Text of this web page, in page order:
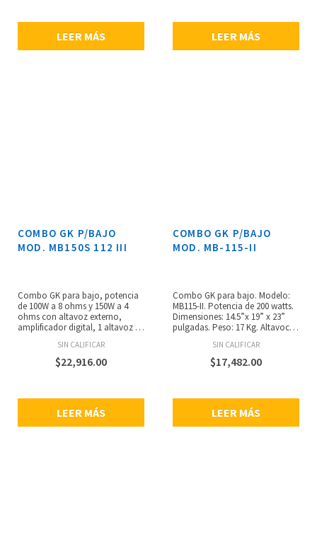
salida Speakon. Altura: 59.6 cm.
Ancho: 49.5 cm. Profundidad:
LEER MÁS LEER MÁS
COMBO GK P/BAJO
MOD. MB150S 112 III
Combo GK para bajo, potencia
de 100W a 8 ohms y 150W a 4
ohms con altavoz externo,
amplificador digital, 1 altavoz de
EQ activo de 4 bandas
semiparamétrico,limitador, pad
de -10dB, filtros de voicing, bass
de FX, salida a audífonos, peso:
SIN CALIFICAR
$22,916.00
LEER MÁS
COMBO GK P/BAJO
MOD. MB-115-II
Combo GK para bajo. Modelo:
MB115-II. Potencia de 200 watts.
Dimensiones: 14.5”x 19” x 23”
pulgadas. Peso: 17 Kg. Altavoces:
amplificación. Ecualizado activo
de 4 bandas. Salida directa XLR.
Chain out. Contour (on/off).
SIN CALIFICAR
$17,482.00
LEER MÁS